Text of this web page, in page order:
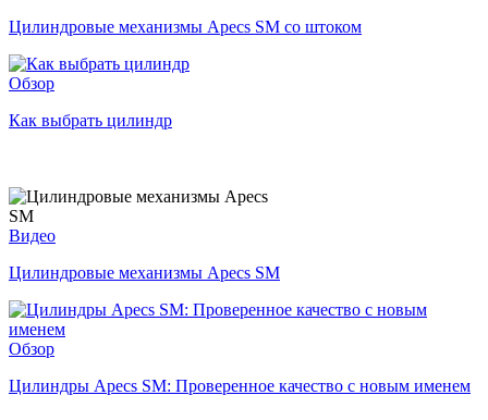
Цилиндровые механизмы Apecs SM со штоком
Обзор
Как выбрать цилиндр
Видео
Цилиндровые механизмы Apecs SM
Обзор
Цилиндры Apecs SM: Проверенное качество с новым именем